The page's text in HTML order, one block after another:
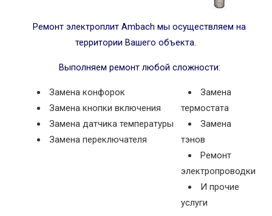
Ремонт электроплит Ambach мы осуществляем на
территории Вашего объекта.
Выполняем ремонт любой сложности:
Замена конфорок
Замена кнопки включения
Замена датчика температуры
Замена переключателя
Замена
термостата
Замена
тэнов
Ремонт
электропроводки
И прочие
услуги